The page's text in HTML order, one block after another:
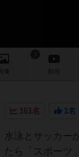
画像
161名 1名
水泳とサッカー
たら「スポーツ